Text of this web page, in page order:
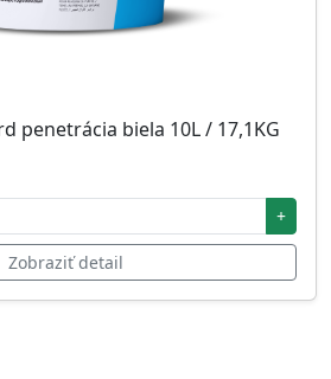
penetrácia biela 10L / 17,1KG
+
Zobraziť detail